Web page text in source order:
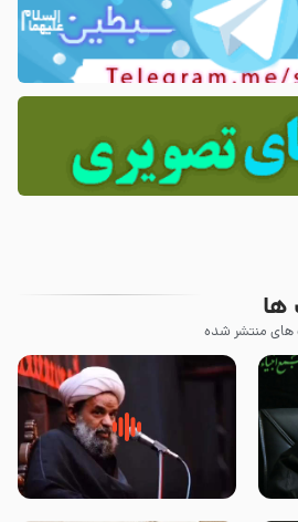
ها
منتشر شده
روضه جانسوز پاره های جگر امام
حسن مجتبی علیه السلام-حجت